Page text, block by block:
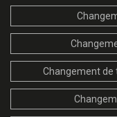
Changement de